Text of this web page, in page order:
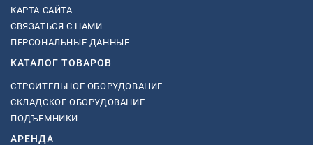
КАРТА САЙТА
СВЯЗАТЬСЯ С НАМИ
ПЕРСОНАЛЬНЫЕ ДАННЫЕ
КАТАЛОГ ТОВАРОВ
СТРОИТЕЛЬНОЕ ОБОРУДОВАНИЕ
СКЛАДСКОЕ ОБОРУДОВАНИЕ
ПОДЪЕМНИКИ
АРЕНДА